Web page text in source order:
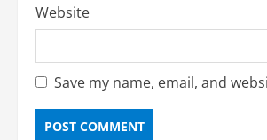
Website
Save my name, email, and